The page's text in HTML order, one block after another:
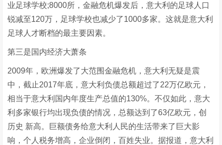
业足球学校;8000所，金融危机爆发后，意大利的足球人口
锐减至120万，足球学校也减少了1000多家。这就是意大利
足球人才断档的最主要因素。
第三是国内经济大萧条
2009年，欧洲爆发了大范围金融危机，意大利无疑是震
中，截止2017年底，意大利负债总额超过了22万亿欧元，
相当于意大利国内年度生产总值的130%。不仅如此，意大
利多家银行均出现负债的情况，总额达到了63亿欧元，创
历史 新高。巨额债务给意大利人民的生活带来了巨大影
响，个人税务增高，企业倒闭，百姓失业。据报道，意大利